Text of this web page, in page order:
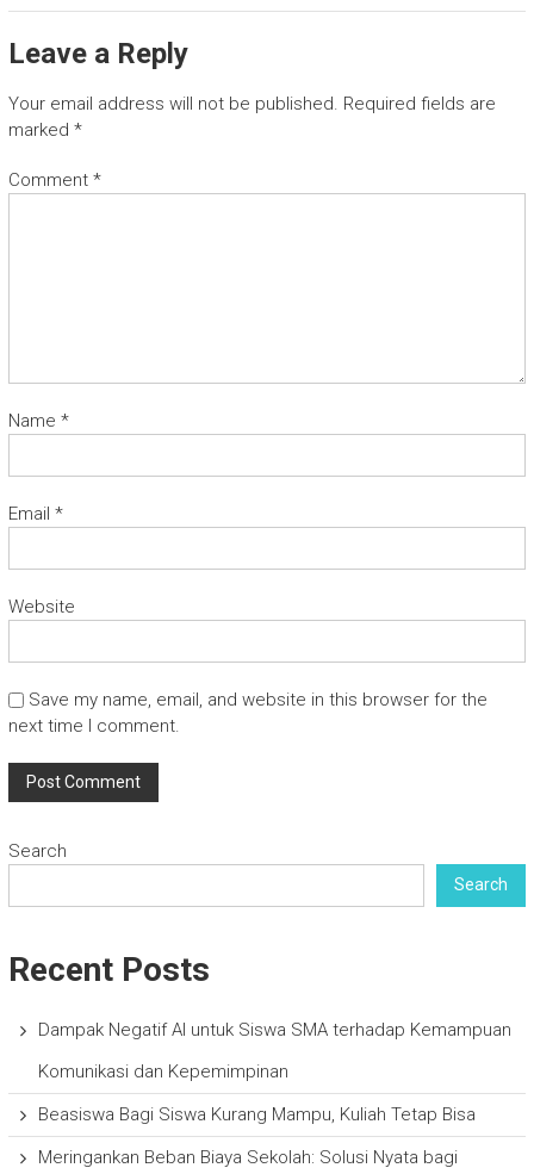
Leave a Reply
Your email address will not be published. Required fields are
marked *
Comment *
Name *
Email *
Website
Save my name, email, and website in this browser for the
next time I comment.
Search
Search
Recent Posts
Dampak Negatif AI untuk Siswa SMA terhadap Kemampuan
Komunikasi dan Kepemimpinan
Beasiswa Bagi Siswa Kurang Mampu, Kuliah Tetap Bisa
Meringankan Beban Biaya Sekolah: Solusi Nyata bagi